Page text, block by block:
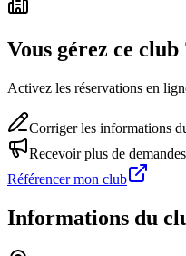
Vous gérez ce club
Activez les réservations en
Corriger les informations
Recevoir plus de
Référencer mon club
Informations du